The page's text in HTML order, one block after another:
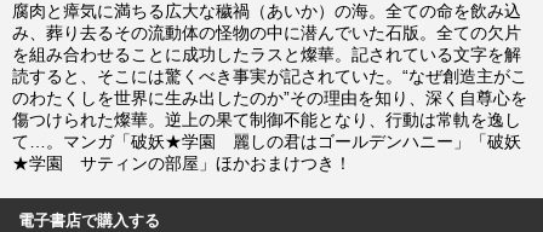
腐肉と瘴気に満ちる広大な穢禍（あいか）の海。全ての命を飲み込
み、葬り去るその流動体の怪物の中に潜んでいた石版。全ての欠片
を組み合わせることに成功したラスと燦華。記されている文字を解
読すると、そこには驚くべき事実が記されていた。“なぜ創造主がこ
のわたくしを世界に生み出したのか”その理由を知り、深く自尊心を
傷つけられた燦華。逆上の果て制御不能となり、行動は常軌を逸し
て…。マンガ「破妖★学園 麗しの君はゴールデンハニー」「破妖
★学園 サティンの部屋」ほかおまけつき！
電子書店で購入する